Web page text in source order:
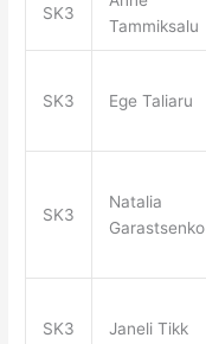
SK3
Tammiksalu
SK3 Ege Taliaru
SK3
Natalia
Garastsenko
SK3 Janeli Tikk